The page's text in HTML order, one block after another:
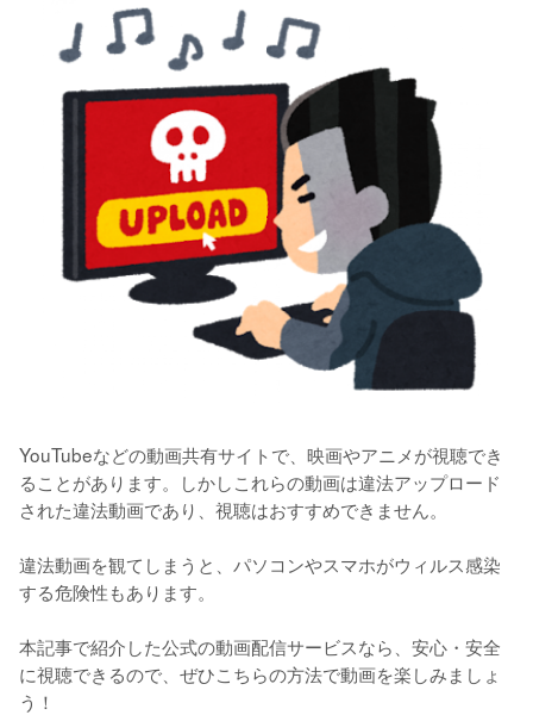
YouTubeなどの動画共有サイトで、映画やアニメが視聴でき
ることがあります。しかしこれらの動画は違法アップロード
された違法動画であり、視聴はおすすめできません。
違法動画を観てしまうと、パソコンやスマホがウィルス感染
する危険性もあります。
本記事で紹介した公式の動画配信サービスなら、安心・安全
に視聴できるので、ぜひこちらの方法で動画を楽しみましょ
う！